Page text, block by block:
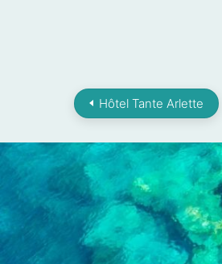
Hôtel Tante Arlette